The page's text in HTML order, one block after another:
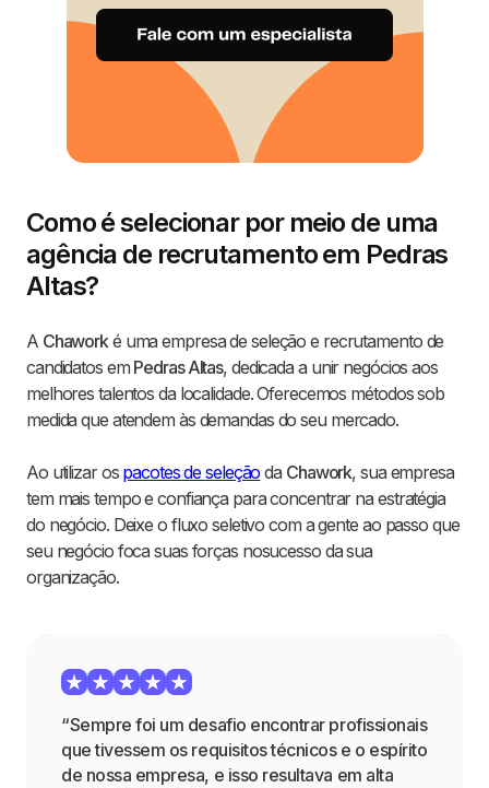
Como é selecionar por meio de uma
agência de recrutamento em Pedras
Altas?
A Chaworké uma empresa de seleção e recrutamento de
candidatos em Pedras Altas, dedicada a unir negócios aos
melhores talentos da localidade. Oferecemos métodos sob
medida que atendem às demandas do seu mercado.
Ao utilizar os pacotes de seleção da Chawork, sua empresa
tem mais tempo e confiança para concentrar na estratégia
do negócio. Deixe o fluxo seletivo com a gente ao passo que
seu negócio foca suas forças nosucesso da sua
organização.
“Sempre foi um desafio encontrar profissionais
que tivessem os requisitos técnicos e o espírito
de nossa empresa, e isso resultava em alta